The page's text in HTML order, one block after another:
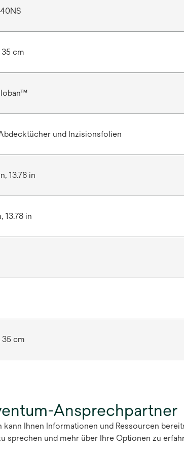
cm
und Inzisionsfolien
13.78 in
13.78 in
35 cm
Ansprechpartner
Ihnen Informationen und Ressourcen
sprechen und mehr über Ihre Optionen zu